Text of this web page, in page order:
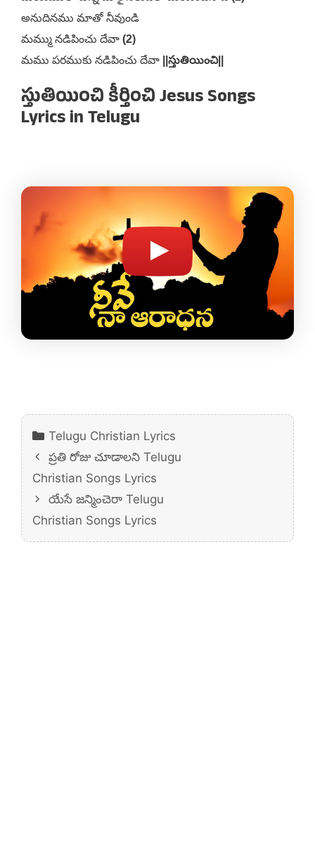
అనుదినము మాతో నీవుండి
మమ్ము నడిపించు దేవా (2)
మము పరముకు నడిపించు దేవా
||స్తుతియించి||
స్తుతియించి కీర్తించి Jesus Songs
Lyrics in Telugu
Categories
Telugu Christian Lyrics
ప్రతి రోజు చూడాలని Telugu
Christian Songs Lyrics
యేసే జన్మించెరా Telugu
Christian Songs Lyrics